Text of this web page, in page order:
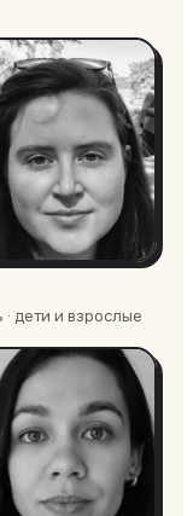
· дети и взрослые